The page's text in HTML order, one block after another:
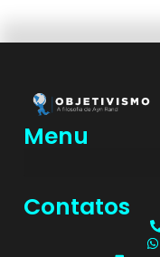
Menu
Contatos